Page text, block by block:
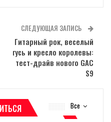
СЛЕДУЮЩАЯ ЗАПИСЬ
Гитарный рок, веселый
гусь и кресло королевы:
тест-драйв нового GAC
S9
Все